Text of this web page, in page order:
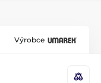
Výrobce